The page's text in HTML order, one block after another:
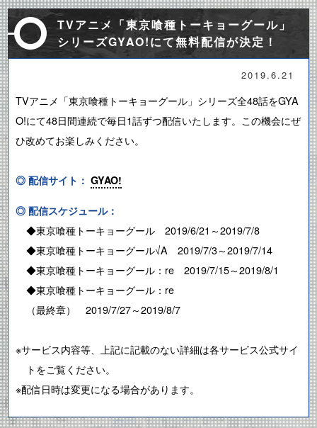
TVアニメ「東京喰種トーキョーグール」
シリーズGYAO!にて無料配信が決定！
2019.6.21
TVアニメ「東京喰種トーキョーグール」シリーズ全48話をGYA
O!にて48日間連続で毎日1話ずつ配信いたします。この機会にぜ
ひ改めてお楽しみください。
◎ 配信サイト： GYAO!
◎ 配信スケジュール：
◆東京喰種トーキョーグール 2019/6/21～2019/7/8
◆東京喰種トーキョーグール√A 2019/7/3～2019/7/14
◆東京喰種トーキョーグール：re 2019/7/15～2019/8/1
◆東京喰種トーキョーグール：re
（最終章） 2019/7/27～2019/8/7
※サービス内容等、上記に記載のない詳細は各サービス公式サイ
トをご覧ください。
※配信日時は変更になる場合があります。